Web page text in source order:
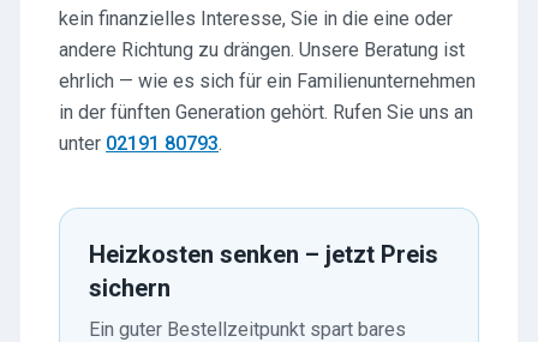
kein finanzielles Interesse, Sie in die eine oder
andere Richtung zu drängen. Unsere Beratung ist
ehrlich — wie es sich für ein Familienunternehmen
in der fünften Generation gehört. Rufen Sie uns an
unter 02191 80793.
Heizkosten senken – jetzt Preis
sichern
Ein guter Bestellzeitpunkt spart bares